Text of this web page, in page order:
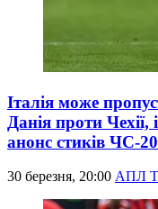
Італія може
Данія проти
анонс стиків ЧС-
30 березня, 20:00 АПЛ